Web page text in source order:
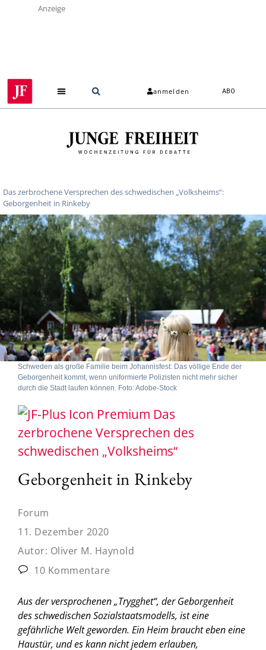
Anzeige
anmelden ABO
Das zerbrochene Versprechen des schwedischen „Volksheims“:
Geborgenheit in Rinkeby
Schweden als große Familie beim Johannisfest: Das völlige Ende der
Geborgenheit kommt, wenn uniformierte Polizisten nicht mehr sicher
durch die Stadt laufen können. Foto: Adobe-Stock
Das
zerbrochene Versprechen des
schwedischen „Volksheims“
Geborgenheit in Rinkeby
Forum
11. Dezember 2020
Autor: Oliver M. Haynold
10 Kommentare
Aus der versprochenen „Trygghet“, der Geborgenheit
des schwedischen Sozialstaatsmodells, ist eine
gefährliche Welt geworden. Ein Heim braucht eben eine
Haustür, und es kann nicht jedem erlauben,